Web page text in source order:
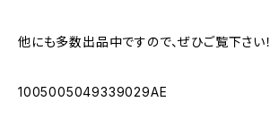
他にも多数出品中ですので、ぜひご覧下さい！
1005005049339029AE